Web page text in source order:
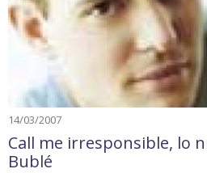
14/03/2007
Call me irresponsible, lo
Bublé